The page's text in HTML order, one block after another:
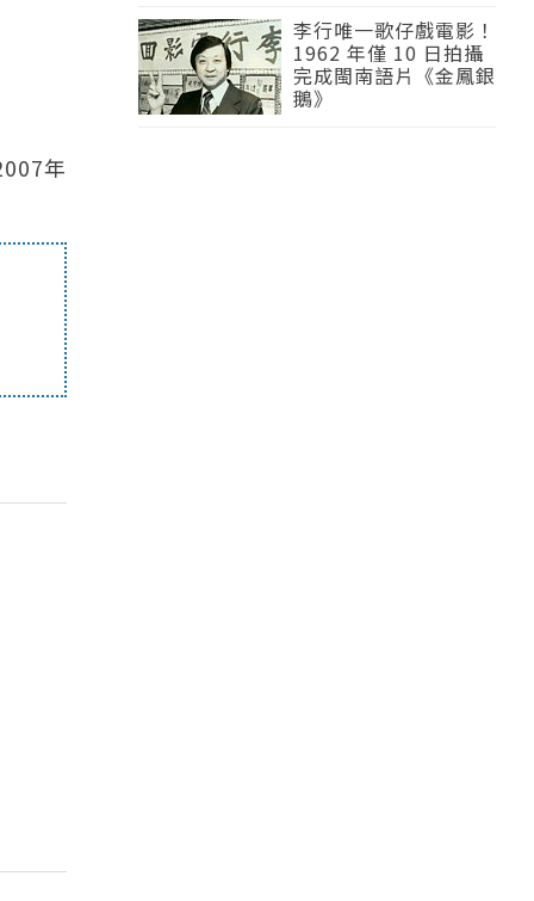
年
李行唯一歌仔戲電影！
1962 年僅 10 日拍攝
完成閩南語片《金鳳銀
鵝》